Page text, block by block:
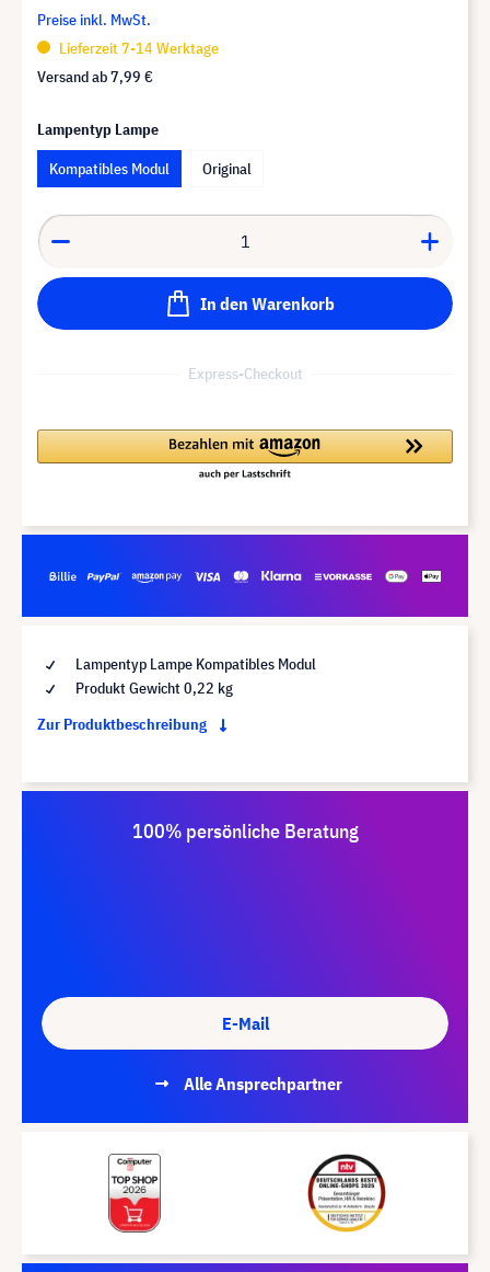
Preise inkl. MwSt.
Lieferzeit 7-14 Werktage
Versand ab7,99 €
Lampentyp Lampe
Kompatibles Modul
Original
In den Warenkorb
Express-Checkout
Lampentyp Lampe Kompatibles Modul
Produkt Gewicht 0,22 kg
Zur Produktbeschreibung
100% persönliche Beratung
E-Mail
Alle Ansprechpartner